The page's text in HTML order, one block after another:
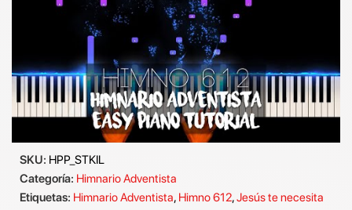
SKU: HPP_STKIL
Categoría: Himnario Adventista
Etiquetas: Himnario Adventista, Himno 612,Jesús te necesita